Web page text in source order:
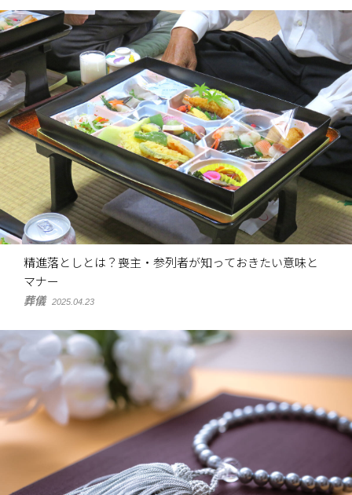
精進落としとは？喪主・参列者が知っておきたい意味と
マナー
葬儀 2025.04.23